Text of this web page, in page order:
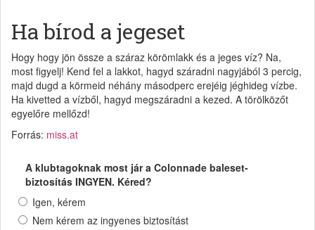
Ha bírod a jegeset
Hogy hogy jön össze a száraz körömlakk és a jeges víz? Na,
most figyelj! Kend fel a lakkot, hagyd száradni nagyjából 3 percig,
majd dugd a körmeid néhány másodperc erejéig jéghideg vízbe.
Ha kivetted a vízből, hagyd megszáradni a kezed. A törölközőt
egyelőre mellőzd!
Forrás: miss.at
A klubtagoknak most jár a Colonnade baleset-
biztosítás INGYEN. Kéred?
Igen, kérem
Nem kérem az ingyenes biztosítást